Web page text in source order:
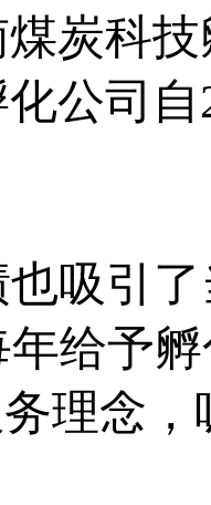
炭科
公司
吸引了
年给予
理念